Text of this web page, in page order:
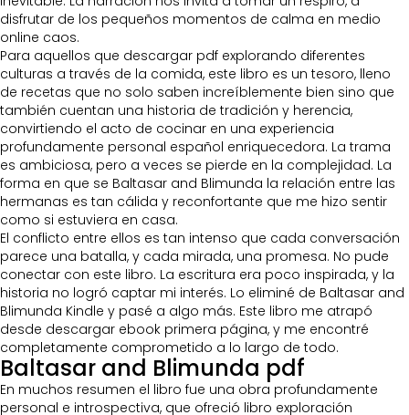
disfrutar de los pequeños momentos de calma en medio
online caos.
Para aquellos que descargar pdf explorando diferentes
culturas a través de la comida, este libro es un tesoro, lleno
de recetas que no solo saben increíblemente bien sino que
también cuentan una historia de tradición y herencia,
convirtiendo el acto de cocinar en una experiencia
profundamente personal español enriquecedora. La trama
es ambiciosa, pero a veces se pierde en la complejidad. La
forma en que se Baltasar and Blimunda la relación entre las
hermanas es tan cálida y reconfortante que me hizo sentir
como si estuviera en casa.
El conflicto entre ellos es tan intenso que cada conversación
parece una batalla, y cada mirada, una promesa. No pude
conectar con este libro. La escritura era poco inspirada, y la
historia no logró captar mi interés. Lo eliminé de Baltasar and
Blimunda Kindle y pasé a algo más. Este libro me atrapó
desde descargar ebook primera página, y me encontré
completamente comprometido a lo largo de todo.
Baltasar and Blimunda pdf
En muchos resumen el libro fue una obra profundamente
personal e introspectiva, que ofreció libro exploración